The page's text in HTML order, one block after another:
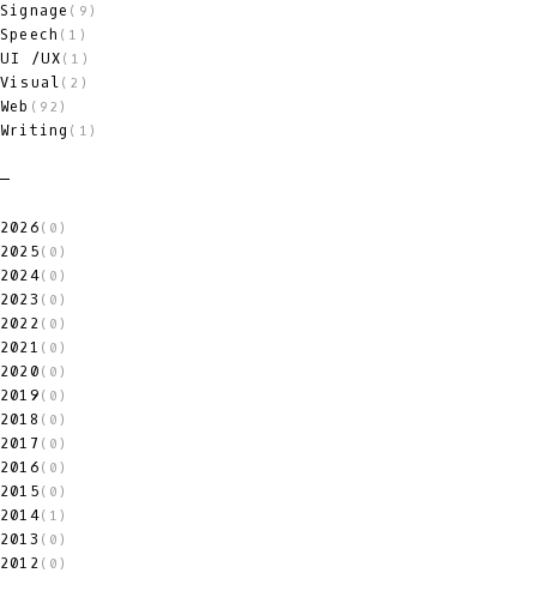
Signage (9)
Speech (1)
UI /UX (1)
Visual (2)
Web (92)
Writing (1)
2026 (0)
2025 (0)
2024(0)
2023 (0)
2022 (0)
2021 (0)
2020 (0)
2019 (0)
2018 (0)
2017 (0)
2016 (0)
2015 (0)
2014(1)
2013 (0)
2012 (0)